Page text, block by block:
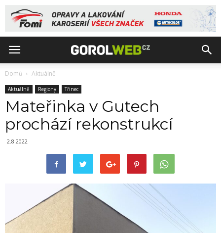
Domů Aktuálně
Aktuálně Regiony Třinec
Mateřinka v Gutech
prochází rekonstrukcí
2.8.2022